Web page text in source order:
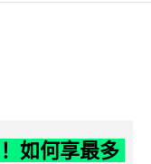
如何享最多